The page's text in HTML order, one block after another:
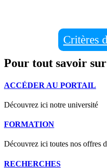
Critères
Pour tout savoir
ACCÉDER AU PORTAIL
Découvrez ici notre université
FORMATION
Découvrez ici toutes nos offres
RECHERCHES